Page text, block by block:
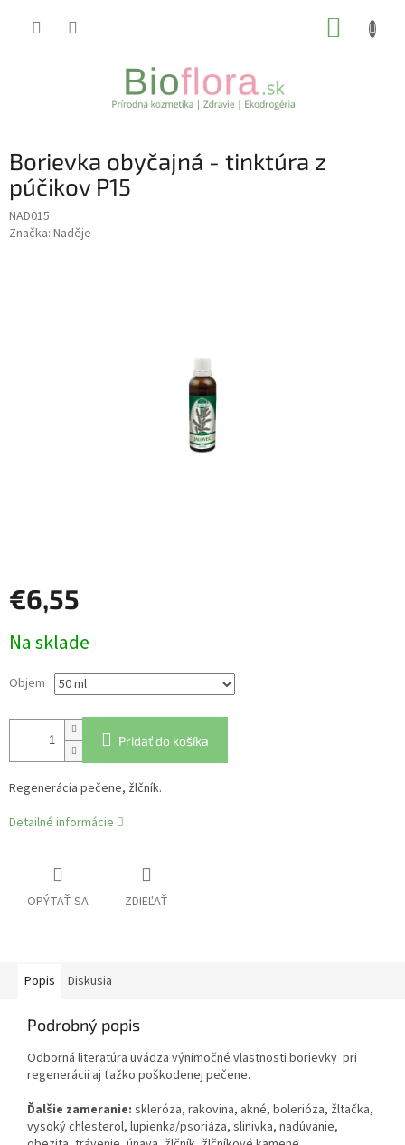
Borievka obyčajná - tinktúra z
púčikov P15
NAD015
Značka: Naděje
€6,55
cena:
Na sklade
Objem
Pridať do košíka
Regenerácia pečene, žlčník.
Detailné informácie
OPÝTAŤ SA ZDIEĽAŤ
Popis Diskusia
Podrobný popis
Odborná literatúra uvádza výnimočné vlastnosti borievky pri
regenerácii aj ťažko poškodenej pečene.
Ďalšie zameranie: skleróza, rakovina, akné, bolerióza, žltačka,
vysoký chlesterol, lupienka/psoriáza, slinivka, nadúvanie,